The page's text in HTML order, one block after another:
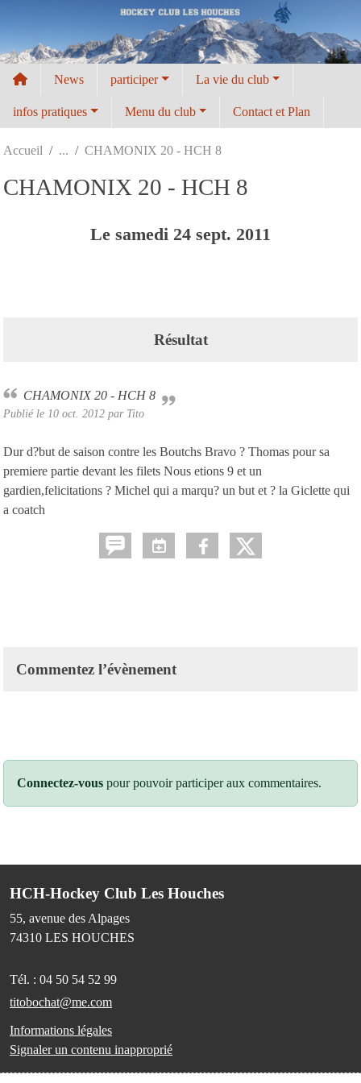
News participer La vie du club
infos pratiques Menu du club Contact et Plan
Accueil CHAMONIX 20 - HCH 8
CHAMONIX 20 - HCH 8
Le samedi 24 sept. 2011
Résultat
CHAMONIX 20 - HCH 8
Publié le 10 oct. 2012 par Tito
Dur d?but de saison contre les Boutchs Bravo ? Thomas pour sa
premiere partie devant les filets Nous etions 9 et un
gardien,felicitations ? Michel qui a marqu? un but et ? la Giclette qui
a coatch
Commentez l’évènement
Connectez-vous pour pouvoir participer aux commentaires.
HCH-Hockey Club Les Houches
55, avenue des Alpages
74310 LES HOUCHES
Tél. : 04 50 54 52 99
titobochat@me.com
Informations légales
Signaler un contenu inapproprié
Panneau de gestion des cookies